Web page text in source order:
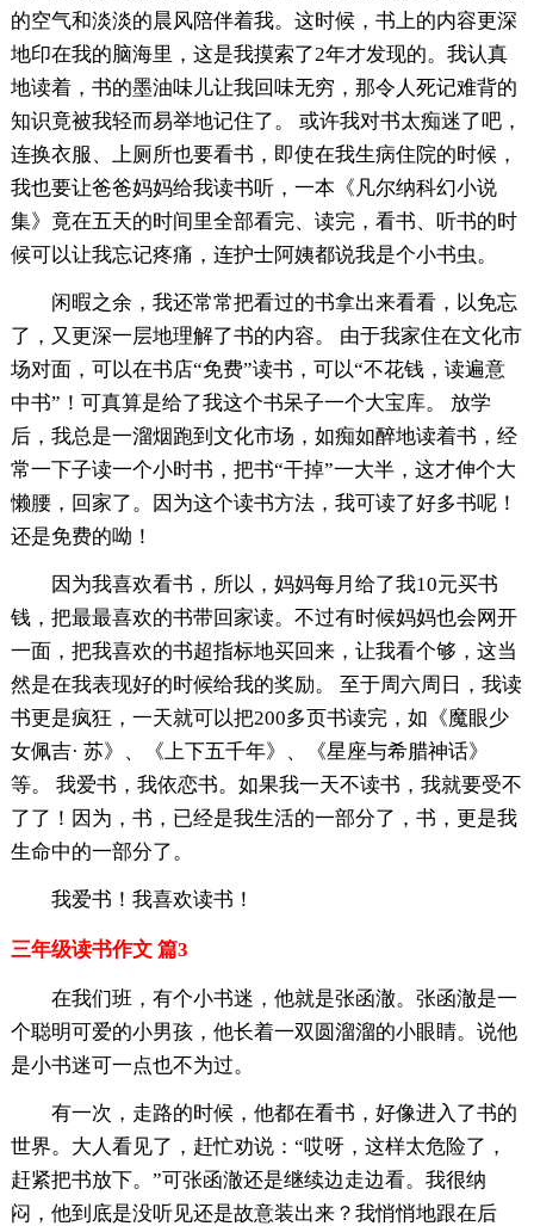
的空气和淡淡的晨风陪伴着我。这时候，书上的内容更深
地印在我的脑海里，这是我摸索了2年才发现的。我认真
地读着，书的墨油味儿让我回味无穷，那令人死记难背的
知识竟被我轻而易举地记住了。 或许我对书太痴迷了吧，
连换衣服、上厕所也要看书，即使在我生病住院的时候，
我也要让爸爸妈妈给我读书听，一本《凡尔纳科幻小说
集》竟在五天的时间里全部看完、读完，看书、听书的时
候可以让我忘记疼痛，连护士阿姨都说我是个小书虫。
闲暇之余，我还常常把看过的书拿出来看看，以免忘
了，又更深一层地理解了书的内容。 由于我家住在文化市
场对面，可以在书店“免费”读书，可以“不花钱，读遍意
中书”！可真算是给了我这个书呆子一个大宝库。 放学
后，我总是一溜烟跑到文化市场，如痴如醉地读着书，经
常一下子读一个小时书，把书“干掉”一大半，这才伸个大
懒腰，回家了。因为这个读书方法，我可读了好多书呢！
还是免费的呦！
因为我喜欢看书，所以，妈妈每月给了我10元买书
钱，把最最喜欢的书带回家读。不过有时候妈妈也会网开
一面，把我喜欢的书超指标地买回来，让我看个够，这当
然是在我表现好的时候给我的奖励。 至于周六周日，我读
书更是疯狂，一天就可以把200多页书读完，如《魔眼少
女佩吉· 苏》、《上下五千年》、《星座与希腊神话》
等。 我爱书，我依恋书。如果我一天不读书，我就要受不
了了！因为，书，已经是我生活的一部分了，书，更是我
生命中的一部分了。
我爱书！我喜欢读书！
三年级读书作文 篇3
在我们班，有个小书迷，他就是张函澈。张函澈是一
个聪明可爱的小男孩，他长着一双圆溜溜的小眼睛。说他
是小书迷可一点也不为过。
有一次，走路的时候，他都在看书，好像进入了书的
世界。大人看见了，赶忙劝说：“哎呀，这样太危险了，
赶紧把书放下。”可张函澈还是继续边走边看。我很纳
闷，他到底是没听见还是故意装出来？我悄悄地跟在后